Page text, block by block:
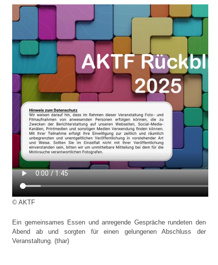
© AKTF
Ein gemeinsames Essen und anregende Gespräche rundeten den
Abend ab und sorgten für einen gelungenen Abschluss der
Veranstaltung. (thar)